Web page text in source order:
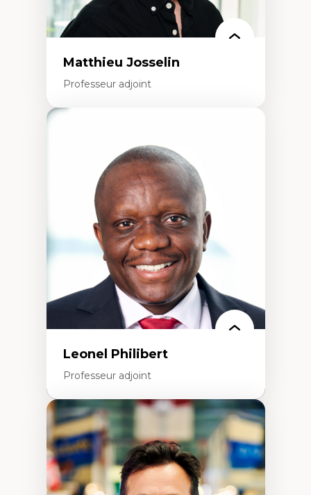
Matthieu Josselin
Professeur adjoint
Ethnographie critique des environnements
d’apprentissage des étudiant.e.s
Approche transdisciplinaire des
compétences socioaffectives et
interculturelles
Didactique des langues secondes et
compétence pragmatique
Andragogie
Méthodologies de recherche qualitative
Leonel Philibert
Professeur adjoint
Expertises
Santé mondiale
Femme en contexte de pauvreté
Innovation
Participation citoyenne
Inégalités sociales santé